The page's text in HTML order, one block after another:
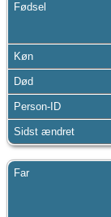
Fødsel
Køn
Død
Person-ID
Sidst ændret
Far